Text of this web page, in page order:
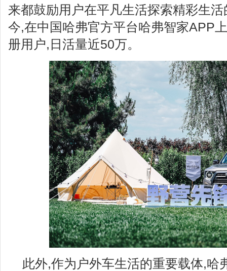
来都鼓励用户在平凡生活探索精彩生
今,在中国哈弗官方平台哈弗智家APP
册用户,日活量近50万。
此外,作为户外车生活的重要载体,哈